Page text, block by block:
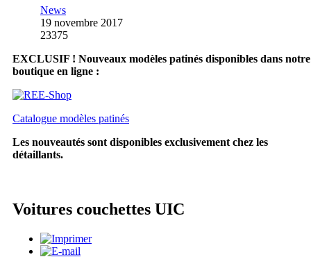
News
19 novembre 2017
23375
EXCLUSIF ! Nouveaux modèles patinés disponibles dans notre
boutique en ligne :
Catalogue modèles patinés
Les nouveautés sont disponibles exclusivement chez les
détaillants.
Voitures couchettes UIC